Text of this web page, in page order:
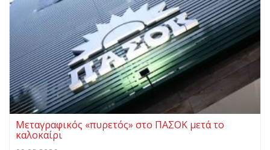
Μεταγραφικός «πυρετός» στο ΠΑΣΟΚ μετά το
καλοκαίρι